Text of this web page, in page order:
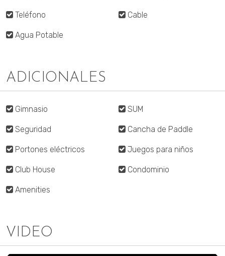
Teléfono Cable
Agua Potable
ADICIONALES
Gimnasio SUM
Seguridad Cancha de Paddle
Portones eléctricos Juegos para niños
Club House Condominio
Amenities
VIDEO